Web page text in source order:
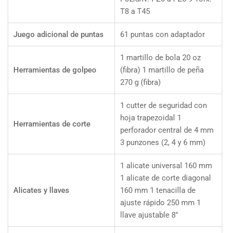
T8 a T45
Juego adicional de puntas 61 puntas con adaptador
Herramientas de golpeo
1 martillo de bola 20 oz
(fibra) 1 martillo de peña
270 g (fibra)
Herramientas de corte
1 cutter de seguridad con
hoja trapezoidal 1
perforador central de 4 mm
3 punzones (2, 4 y 6 mm)
Alicates y llaves
1 alicate universal 160 mm
1 alicate de corte diagonal
160 mm 1 tenacilla de
ajuste rápido 250 mm 1
llave ajustable 8''